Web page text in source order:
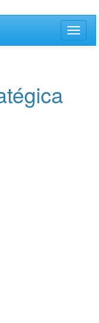
Toggle